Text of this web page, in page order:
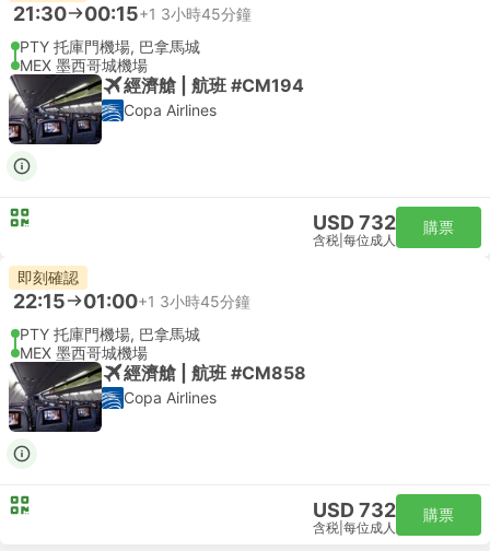
21:30 00:15+1 3小時45分鐘
PTY 托庫門機場, 巴拿馬城
MEX 墨西哥城機場
經濟艙 | 航班 #CM194
Copa Airlines
USD 732
含税 每位成人
購票
即刻確認
22:15 01:00+1 3小時45分鐘
PTY 托庫門機場, 巴拿馬城
MEX 墨西哥城機場
經濟艙 | 航班 #CM858
Copa Airlines
USD 732
含税 每位成人
購票